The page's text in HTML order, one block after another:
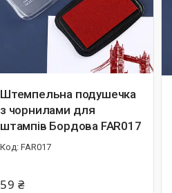
Штемпельна подушечка
з чорнилами для
штампів Бордова FAR017
FAR017
59 ₴